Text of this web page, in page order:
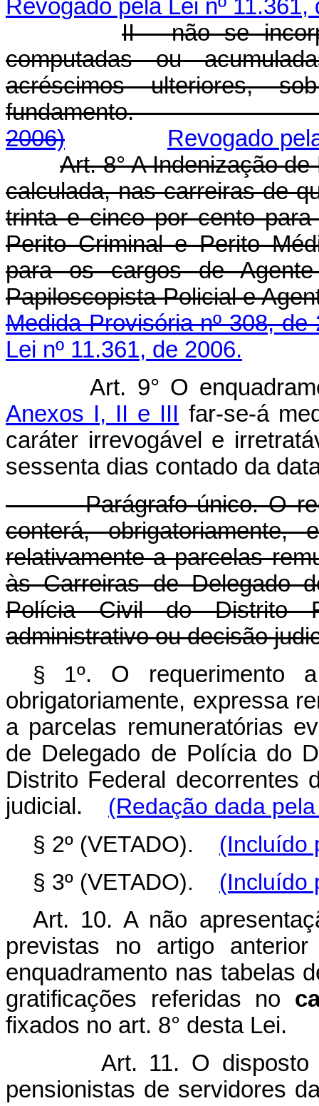
Revogado pela Lei nº 11.361,
II - não se
computadas ou
acréscimos ulteriores,
2006)
Revogado
Art. 8° A Indenização
calculada, nas carreiras de
trinta e cinco por cento
Perito Criminal e Perito
para os cargos de
Papiloscopista
Medida Provisória nº 308, de
Lei nº 11.361, de 2006.
Art. 9° O
Anexos I, II e III far-se-á
caráter irrevogável e
sessenta dias contado da
Parágrafo único. O
conterá, obrigatoriamente,
relativamente a parcelas
às Carreiras de Delegado
Polícia Civil do Distrito
administrativo ou decisão
§ 1º. O requerimento
obrigatoriamente, expressa
a parcelas remuneratórias
de Delegado de Polícia do
Distrito Federal decorrentes
judicial. (Redação dada
§ 2º (VETADO). (Incluído
§ 3º (VETADO).
(Incluído
Art. 10. A não
previstas no artigo
enquadramento nas tabelas
gratificações referidas no
fixados no art. 8° desta Lei.
Art. 11. O
pensionistas de servidores